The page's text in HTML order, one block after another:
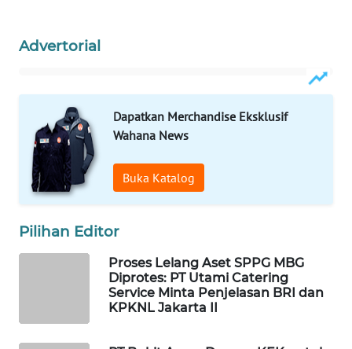
Advertorial
Dapatkan Merchandise Eksklusif
Wahana News
Buka Katalog
Pilihan Editor
Proses Lelang Aset SPPG MBG
Diprotes: PT Utami Catering
Service Minta Penjelasan BRI dan
KPKNL Jakarta II
WISATA
WAHANA
Wahana
Network
KONSUMEN
MASYARAKAT